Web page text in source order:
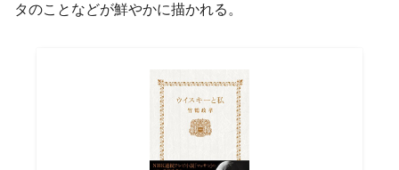
タのことなどが鮮やかに描かれる。